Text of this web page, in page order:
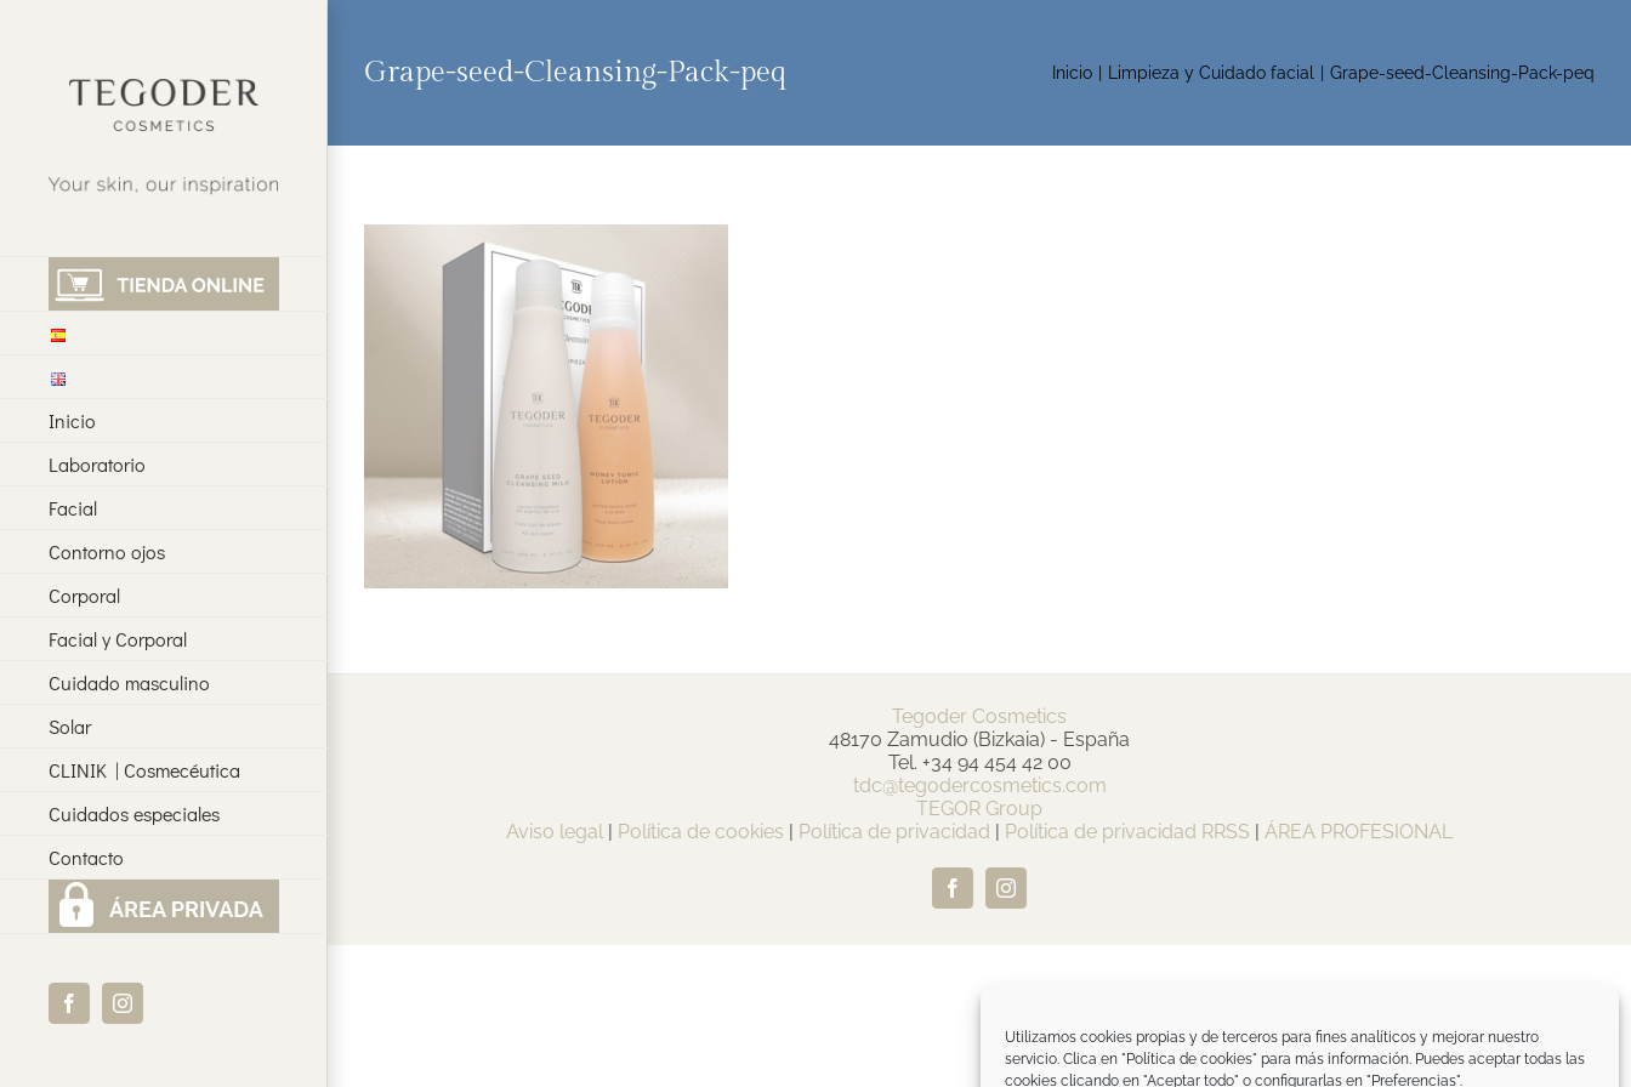
Utilizamos cookies propias y de terceros para fines analíticos y mejorar nuestro
servicio. Clica en "Política de cookies" para más información. Puedes aceptar todas las
cookies clicando en "Aceptar todo" o configurarlas en "Preferencias".
Inicio
Laboratorio
Facial
Contorno ojos
Corporal
Facial y Corporal
Cuidado masculino
Solar
CLINIK | Cosmecéutica
Cuidados especiales
Contacto
FacebookInstagram
Grape-seed-Cleansing-Pack-peq Inicio Limpieza y Cuidado facial Grape-seed-Cleansing-Pack-peq
Tegoder Cosmetics
48170 Zamudio (Bizkaia) - España
Tel. +34 94 454 42 00
tdc@tegodercosmetics.com
TEGOR Group
Aviso legal | Política de cookies | Política de privacidad | Política de privacidad RRSS | ÁREA PROFESIONAL
FacebookInstagram